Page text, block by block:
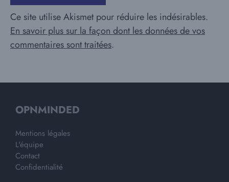
Ce site utilise Akismet pour réduire les indésirables.
En savoir plus sur la façon dont les données de vos
commentaires sont traitées.
OPNMINDED
Mentions légales
L'équipe
Contact
Confidentialité